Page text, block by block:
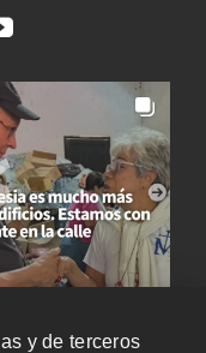
y de terceros